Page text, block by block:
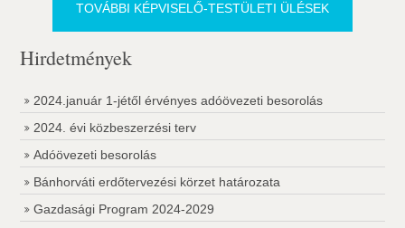
TOVÁBBI KÉPVISELŐ-TESTÜLETI ÜLÉSEK
Hirdetmények
2024.január 1-jétől érvényes adóövezeti besorolás
2024. évi közbeszerzési terv
Adóövezeti besorolás
Bánhorváti erdőtervezési körzet határozata
Gazdasági Program 2024-2029